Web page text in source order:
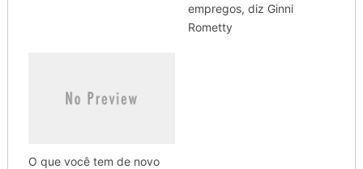
empregos, diz Ginni
Rometty
O que você tem de novo